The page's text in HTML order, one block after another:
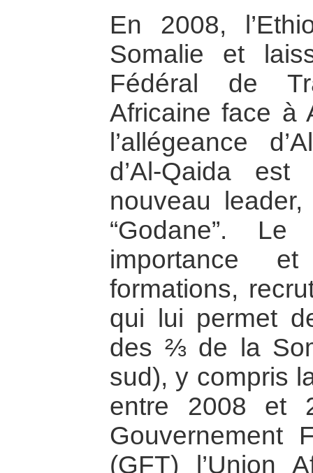
En 2008,
Somalie et
Fédéral de
Africaine face à
l’allégeance
d’Al-Qaida
nouveau
“Godane”.
importance
formations,
qui lui permet
des ⅔ de la
sud), y compris
entre 2008 et
Gouvernement
(GFT) l’Union